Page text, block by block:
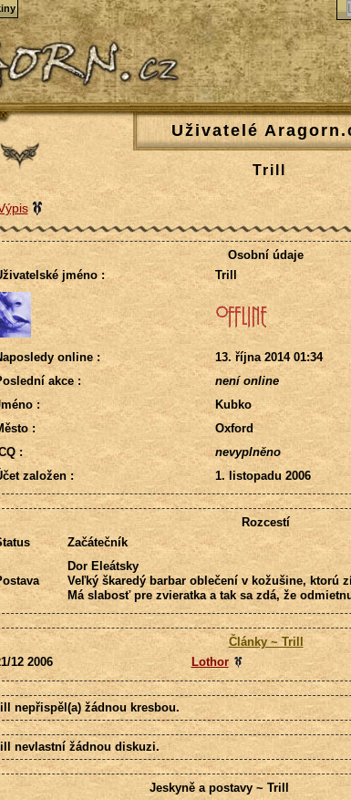
Uživatelé
Trill
Osobní údaje
jméno :
Trill
online :
13. října 2014 01:34
akce :
není online
:
Kubko
:
Oxford
:
nevyplněno
založen :
1. listopadu 2006
Rozcestí
Začátečník
Dor Eleátsky
Veľký škaredý barbar oblečení v kožušine, ktorú
Má slabosť pre zvieratka a tak sa zdá, že
Články ~ Trill
12 2006
Lothor
nepřispěl(a) žádnou kresbou.
nevlastní žádnou diskuzi.
Jeskyně a postavy ~ Trill